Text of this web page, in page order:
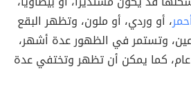
، أو وردي، أو ملون، وتظهر البقع
وتستمر في الظهور عدة أشهر،
كما يمكن أن تظهر وتختفي عدة